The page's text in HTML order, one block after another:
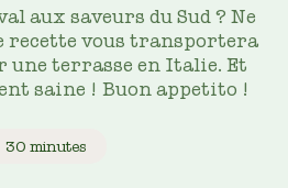
aux saveurs du Sud ? Ne
recette vous transportera
terrasse en Italie. Et
saine ! Buon appetito !
30 minutes